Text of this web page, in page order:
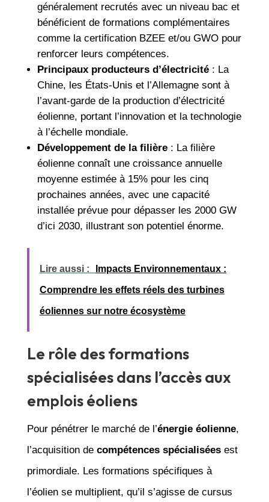
généralement recrutés avec un niveau bac et
bénéficient de formations complémentaires
comme la certification BZEE et/ou GWO pour
renforcer leurs compétences.
Principaux producteurs d’électricité: La
Chine, les États-Unis et l’Allemagne sont à
l’avant-garde de la production d’électricité
éolienne, portant l’innovation et la technologie
à l’échelle mondiale.
Développement de la filière: La filière
éolienne connaît une croissance annuelle
moyenne estimée à 15% pour les cinq
prochaines années, avec une capacité
installée prévue pour dépasser les 2000 GW
d’ici 2030, illustrant son potentiel énorme.
Lire aussi : Impacts Environnementaux :
Comprendre les effets réels des turbines
éoliennes sur notre écosystème
Le rôle des formations
spécialisées dans l’accès aux
emplois éoliens
Pour pénétrer le marché de l’énergie éolienne,
l’acquisition de compétences spécialiséesest
primordiale. Les formations spécifiques à
l’éolien se multiplient, qu’il s’agisse de cursus